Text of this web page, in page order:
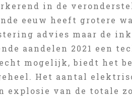
in de
eeuw heeft grotere
advies maar de
aandelen 2021 een
mogelijk, biedt het
Het aantal
explosie van de totale